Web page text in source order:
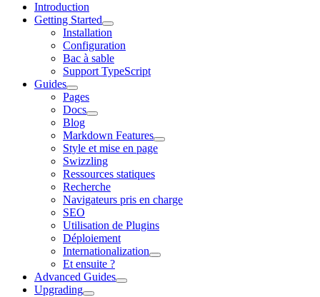
Introduction
Getting Started
Installation
Configuration
Bac à sable
Support TypeScript
Guides
Pages
Docs
Blog
Markdown Features
Style et mise en page
Swizzling
Ressources statiques
Recherche
Navigateurs pris en charge
SEO
Utilisation de Plugins
Déploiement
Internationalization
Et ensuite ?
Advanced Guides
Upgrading